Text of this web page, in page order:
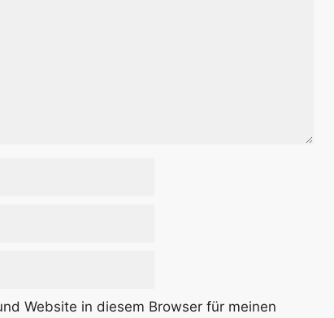
Website in diesem Browser für meinen